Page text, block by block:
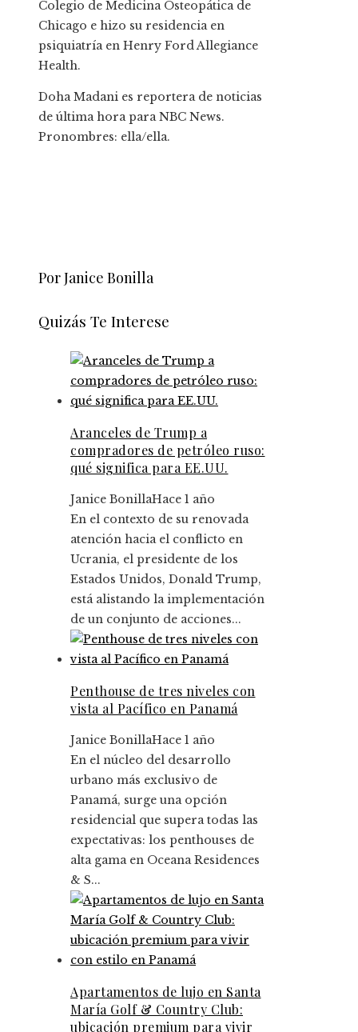
Colegio de Medicina Osteopática de
Chicago e hizo su residencia en
psiquiatría en Henry Ford Allegiance
Health.
Doha Madani es reportera de noticias
de última hora para NBC News.
Pronombres: ella/ella.
Por Janice Bonilla
Quizás Te Interese
Aranceles de Trump a
compradores de petróleo ruso:
qué significa para EE.UU.
Janice BonillaHace 1 año
En el contexto de su renovada
atención hacia el conflicto en
Ucrania, el presidente de los
Estados Unidos, Donald Trump,
está alistando la implementación
de un conjunto de acciones...
Penthouse de tres niveles con
vista al Pacífico en Panamá
Janice BonillaHace 1 año
En el núcleo del desarrollo
urbano más exclusivo de
Panamá, surge una opción
residencial que supera todas las
expectativas: los penthouses de
alta gama en Oceana Residences
& S...
Apartamentos de lujo en Santa
María Golf & Country Club:
ubicación premium para vivir